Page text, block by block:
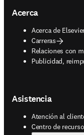
Acerca
Acerca de
Carreras
Relaciones con
Publicidad,
opens in new
Asistencia
Atención al
Centro de
opens in new tab/